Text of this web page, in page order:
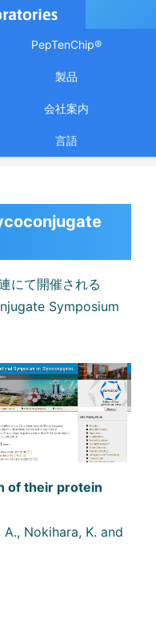
PepTenChip®
製品
会社案内
言語
にて開催される
Symposium
of their protein
Nokihara, K. and